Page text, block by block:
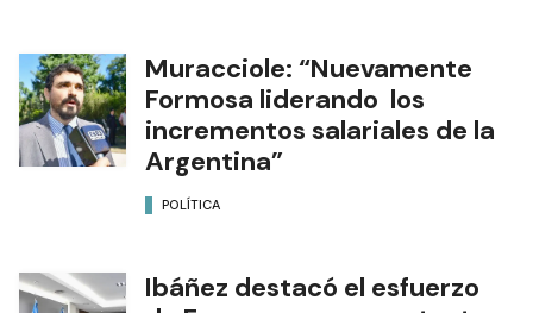
Muracciole: “Nuevamente
Formosa liderando los
incrementos salariales de la
Argentina”
POLÍTICA
Ibáñez destacó el esfuerzo